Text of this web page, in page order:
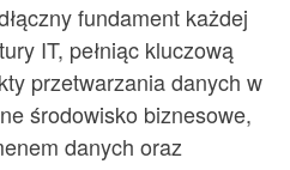
fundament każdej
IT, pełniąc kluczową
przetwarzania danych w
środowisko biznesowe,
danych oraz